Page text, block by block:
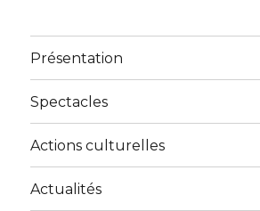
Présentation
Spectacles
Actions culturelles
Actualités